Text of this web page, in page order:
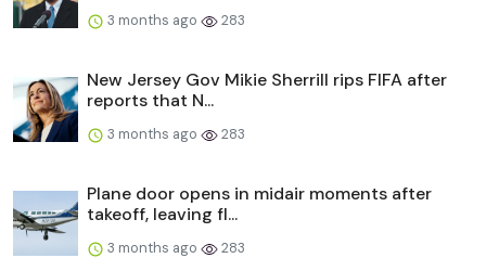
3 months ago 283
New Jersey Gov Mikie Sherrill rips FIFA after
reports that N...
3 months ago 283
Plane door opens in midair moments after
takeoff, leaving fl...
3 months ago 283